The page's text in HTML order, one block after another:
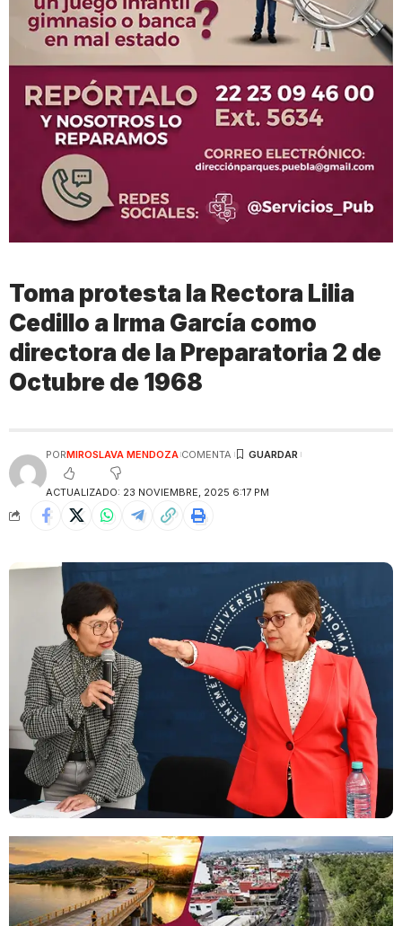
Toma protesta la Rectora Lilia
Cedillo a Irma García como
directora de la Preparatoria 2 de
Octubre de 1968
ACTUALIZADO: 23 NOVIEMBRE, 2025 6:17 PM
PORMIROSLAVA MENDOZA COMENTA